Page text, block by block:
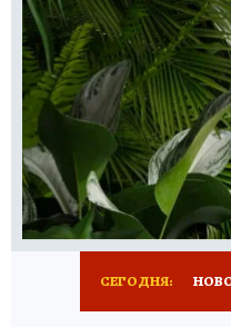
КНИЖНАЯ
ПРЕСС-
РАДИО КП
СЕГОДНЯ: